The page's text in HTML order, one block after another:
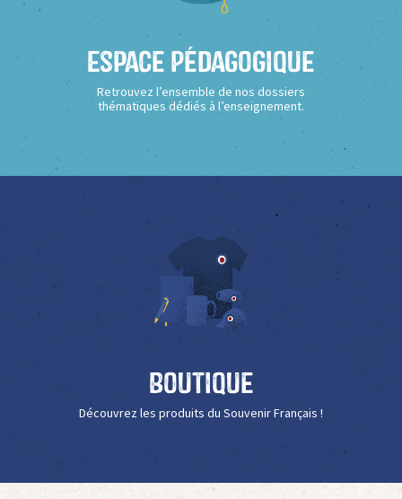
Espace Pédagogique
Retrouvez l’ensemble de nos dossiers
thématiques dédiés à l’enseignement.
Boutique
Découvrez les produits du Souvenir Français !